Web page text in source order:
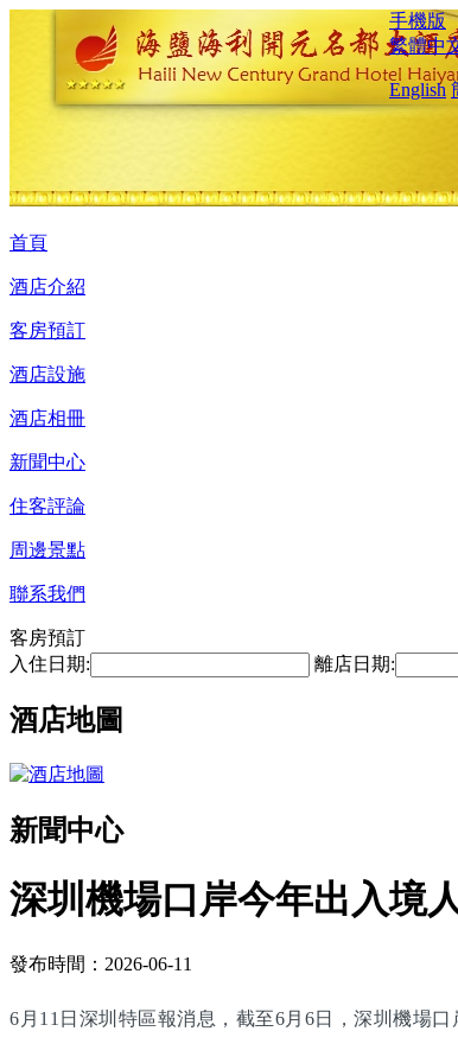
手機版
繁體中
English
首頁
酒店介紹
客房預訂
酒店設施
酒店相冊
新聞中心
住客評論
周邊景點
聯系我們
客房預訂
入住日期:
離店日期:
酒店地圖
新聞中心
深圳機場口岸今年出入境
發布時間：2026-06-11
6月11日深圳特區報消息，截至6月6日，深圳機場